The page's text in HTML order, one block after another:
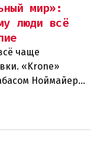
мир»:
люди всё
чаще
«Krone»
Ноймайером
и спросила, как